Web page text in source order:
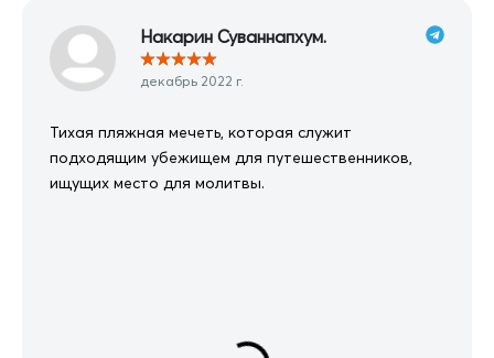
Накарин Суваннапхум.
★★★★★
декабрь 2022 г.
Тихая пляжная мечеть, которая служит
подходящим убежищем для путешественников,
ищущих место для молитвы.